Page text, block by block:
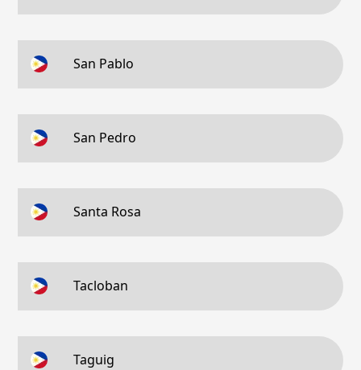
San Pablo
San Pedro
Santa Rosa
Tacloban
Taguig